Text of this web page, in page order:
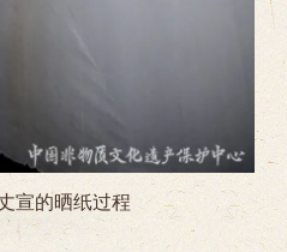
宣的晒纸过程